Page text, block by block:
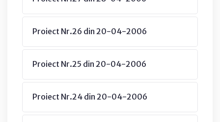
Proiect Nr.26 din 20-04-2006
Proiect Nr.25 din 20-04-2006
Proiect Nr.24 din 20-04-2006